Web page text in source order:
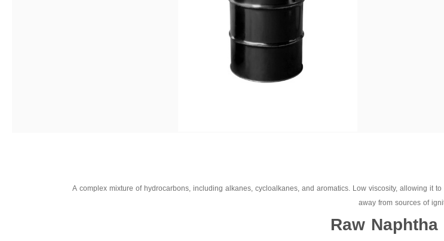
A complex mixture of hydrocarbons, including alkanes, cycloalkanes, and aromatics. Low viscosity, allowing
away from sources of
Raw